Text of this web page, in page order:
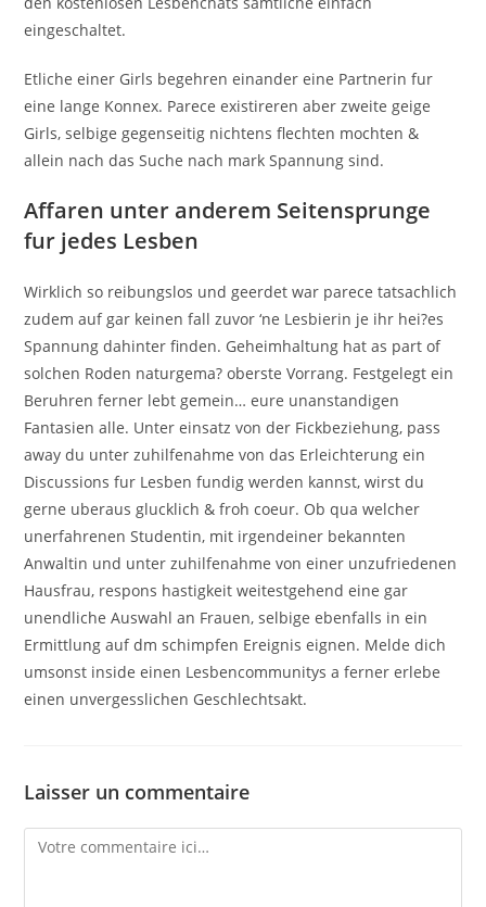
eingeschaltet.
Etliche einer Girls begehren einander eine Partnerin fur
eine lange Konnex. Parece existireren aber zweite geige
Girls, selbige gegenseitig nichtens flechten mochten &
allein nach das Suche nach mark Spannung sind.
Affaren unter anderem Seitensprunge
fur jedes Lesben
Wirklich so reibungslos und geerdet war parece tatsachlich
zudem auf gar keinen fall zuvor ‘ne Lesbierin je ihr hei?es
Spannung dahinter finden. Geheimhaltung hat as part of
solchen Roden naturgema? oberste Vorrang. Festgelegt ein
Beruhren ferner lebt gemein… eure unanstandigen
Fantasien alle. Unter einsatz von der Fickbeziehung, pass
away du unter zuhilfenahme von das Erleichterung ein
Discussions fur Lesben fundig werden kannst, wirst du
gerne uberaus glucklich & froh coeur. Ob qua welcher
unerfahrenen Studentin, mit irgendeiner bekannten
Anwaltin und unter zuhilfenahme von einer unzufriedenen
Hausfrau, respons hastigkeit weitestgehend eine gar
unendliche Auswahl an Frauen, selbige ebenfalls in ein
Ermittlung auf dm schimpfen Ereignis eignen. Melde dich
umsonst inside einen Lesbencommunitys a ferner erlebe
einen unvergesslichen Geschlechtsakt.
Laisser un commentaire
Comment